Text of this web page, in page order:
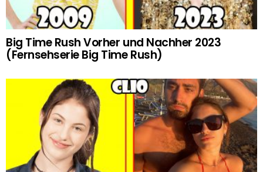
Big Time Rush Vorher und Nachher 2023
(Fernsehserie Big Time Rush)